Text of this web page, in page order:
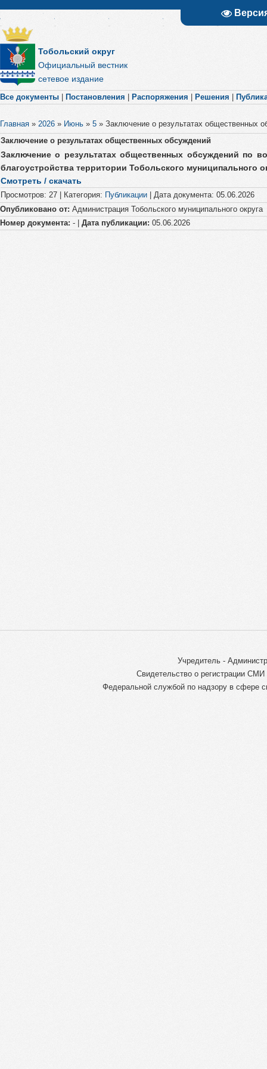
Тобольский округ
Официальный вестник
сетевое издание
Все документы Постановления Распоряжения Решения
Главная » 2026 » Июнь » 5 » Заключение о результатах общественных
Заключение о результатах общественных обсуждений
Заключение о результатах общественных обсуждений по
благоустройства территории Тобольского муниципального
Смотреть / скачать
Просмотров: 27 Категория: Публикации Дата документа: 05.06.2026
Опубликовано от: Администрация Тобольского муниципального округа
Номер документа: - | Дата публикации: 05.06.2026
Учредитель -
Свидетельство о регистрации
Федеральной службой по надзору в сфере